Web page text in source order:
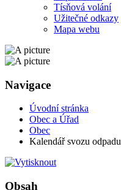
Tísňová volání
Užitečné odkazy
Mapa webu
Navigace
Úvodní stránka
Obec a Úřad
Obec
Kalendář svozu odpadu
Obsah